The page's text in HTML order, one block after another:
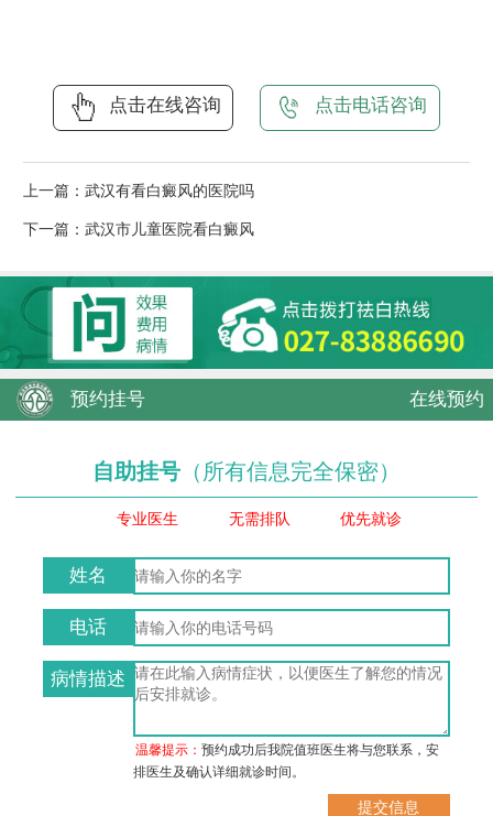
点击在线咨询 点击电话咨询
上一篇： 武汉有看白癜风的医院吗
下一篇： 武汉市儿童医院看白癜风
预约挂号 在线预约
自助挂号 （所有信息完全保密）
专业医生 无需排队 优先就诊
姓名
电话
病情描述
温馨提示：预约成功后我院值班医生将与您联系，安
排医生及确认详细就诊时间。